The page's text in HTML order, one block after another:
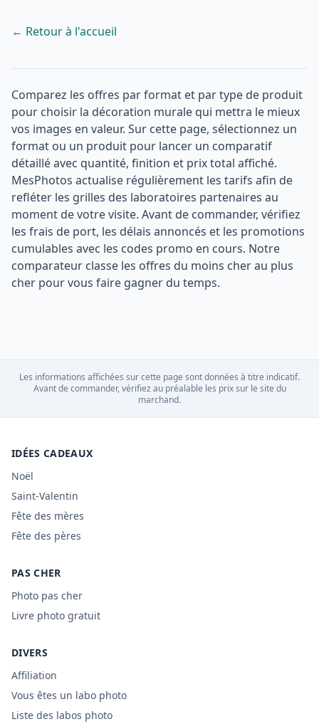
← Retour à l'accueil
Comparez les offres par format et par type de produit
pour choisir la décoration murale qui mettra le mieux
vos images en valeur. Sur cette page, sélectionnez un
format ou un produit pour lancer un comparatif
détaillé avec quantité, finition et prix total affiché.
MesPhotos actualise régulièrement les tarifs afin de
refléter les grilles des laboratoires partenaires au
moment de votre visite. Avant de commander, vérifiez
les frais de port, les délais annoncés et les promotions
cumulables avec les codes promo en cours. Notre
comparateur classe les offres du moins cher au plus
cher pour vous faire gagner du temps.
Les informations affichées sur cette page sont données à titre indicatif.
Avant de commander, vérifiez au préalable les prix sur le site du
marchand.
IDÉES CADEAUX
Noël
Saint-Valentin
Fête des mères
Fête des pères
PAS CHER
Photo pas cher
Livre photo gratuit
DIVERS
Affiliation
Vous êtes un labo photo
Liste des labos photo